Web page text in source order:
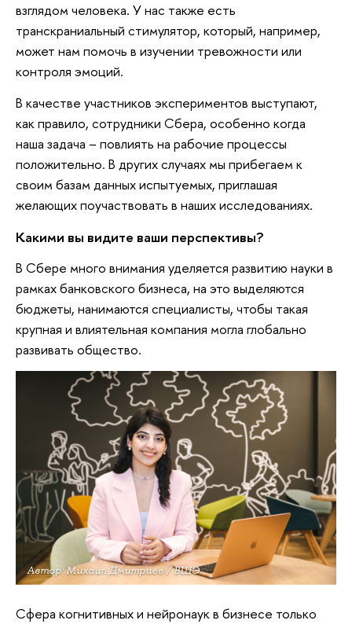
взглядом человека. У нас также есть
транскраниальный стимулятор, который, например,
может нам помочь в изучении тревожности или
контроля эмоций.
В качестве участников экспериментов выступают,
как правило, сотрудники Сбера, особенно когда
наша задача – повлиять на рабочие процессы
положительно. В других случаях мы прибегаем к
своим базам данных испытуемых, приглашая
желающих поучаствовать в наших исследованиях.
Какими вы видите ваши перспективы?
В Сбере много внимания уделяется развитию науки в
рамках банковского бизнеса, на это выделяются
бюджеты, нанимаются специалисты, чтобы такая
крупная и влиятельная компания могла глобально
развивать общество.
Автор: Михаил Дмитриев / ВШЭ
Сфера когнитивных и нейронаук в бизнесе только